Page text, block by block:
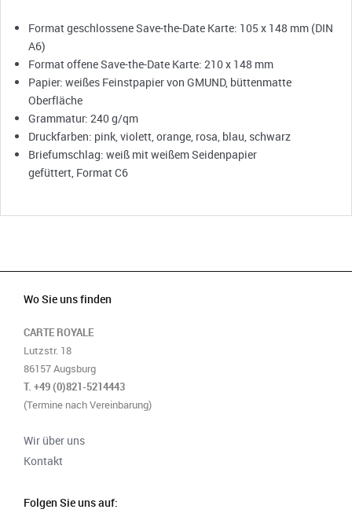
Format geschlossene Save-the-Date Karte: 105 x 148 mm (DIN
A6)
Format offene Save-the-Date Karte: 210 x 148 mm
Papier: weißes Feinstpapier von GMUND, büttenmatte
Oberfläche
Grammatur: 240 g/qm
Druckfarben: pink, violett, orange, rosa, blau, schwarz
Briefumschlag: weiß mit weißem Seidenpapier
gefüttert, Format C6
Wo Sie uns finden
CARTE ROYALE
Lutzstr. 18
86157 Augsburg
T. +49 (0)821-5214443
(Termine nach Vereinbarung)
Wir über uns
Kontakt
Folgen Sie uns auf: